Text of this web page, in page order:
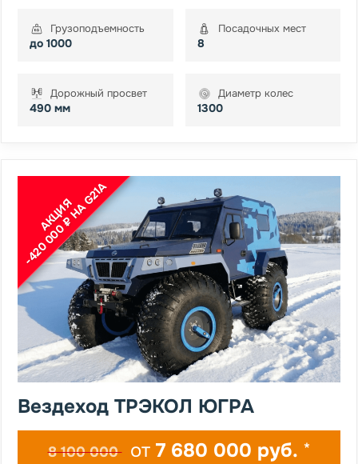
Грузоподъемность
до 1000
Посадочных мест
8
Дорожный просвет
490 мм
Диаметр колес
1300
АКЦИЯ
-420 000 ₽ НА G21A
Вездеход ТРЭКОЛ ЮГРА
8 100 000 от 7 680 000 руб. *